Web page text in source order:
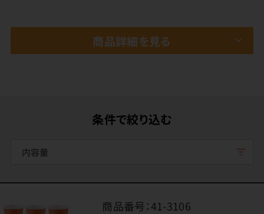
商品詳細を見る
条件で絞り込む
内容量
商品番号：41-3106